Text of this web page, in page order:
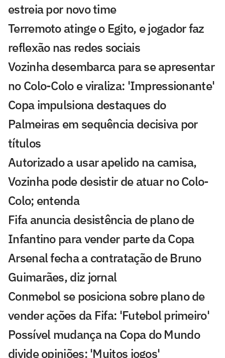
estreia por novo time
Terremoto atinge o Egito, e jogador faz
reflexão nas redes sociais
Vozinha desembarca para se apresentar
no Colo-Colo e viraliza: 'Impressionante'
Copa impulsiona destaques do
Palmeiras em sequência decisiva por
títulos
Autorizado a usar apelido na camisa,
Vozinha pode desistir de atuar no Colo-
Colo; entenda
Fifa anuncia desistência de plano de
Infantino para vender parte da Copa
Arsenal fecha a contratação de Bruno
Guimarães, diz jornal
Conmebol se posiciona sobre plano de
vender ações da Fifa: 'Futebol primeiro'
Possível mudança na Copa do Mundo
divide opiniões: 'Muitos jogos'